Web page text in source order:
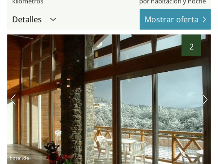
Detalles Mostrar oferta
2
hotel.de